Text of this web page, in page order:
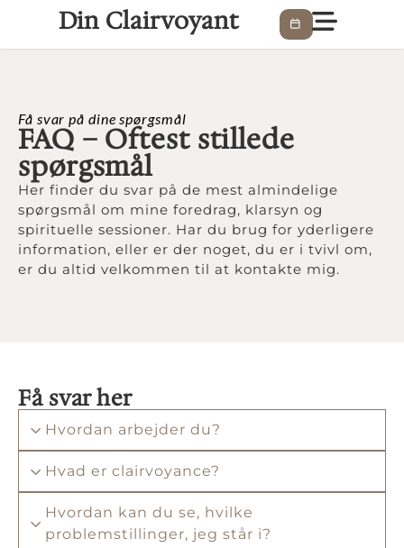
Din Clairvoyant
Få svar på dine spørgsmål
FAQ – Oftest stillede
spørgsmål
Her finder du svar på de mest almindelige
spørgsmål om mine foredrag, klarsyn og
spirituelle sessioner. Har du brug for yderligere
information, eller er der noget, du er i tvivl om,
er du altid velkommen til at kontakte mig.
Få svar her
Hvordan arbejder du?
Hvad er clairvoyance?
Hvordan kan du se, hvilke
problemstillinger, jeg står i?